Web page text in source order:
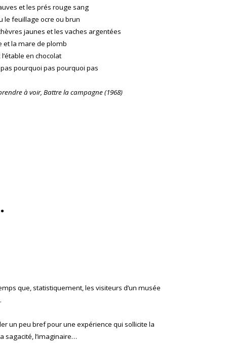
et les prés rouge sang
le feuillage ocre ou brun
jaunes et les vaches argentées
et la mare de plomb
en chocolat
pourquoi pas pourquoi pas
à voir, Battre la campagne(1968)
que, statistiquement, les visiteurs d’un musée
un peu bref pour une expérience qui sollicite la
sagacité, l’imaginaire…